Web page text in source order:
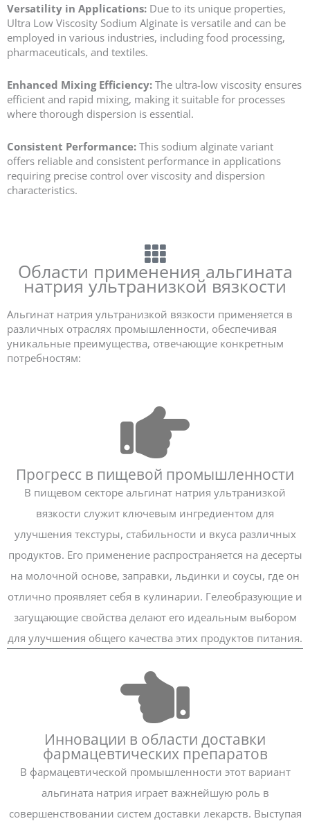
Versatility in Applications: Due to its unique properties,
Ultra Low Viscosity Sodium Alginate is versatile and can be
employed in various industries, including food processing,
pharmaceuticals, and textiles.
Enhanced Mixing Efficiency: The ultra-low viscosity ensures
efficient and rapid mixing, making it suitable for processes
where thorough dispersion is essential.
Consistent Performance: This sodium alginate variant
offers reliable and consistent performance in applications
requiring precise control over viscosity and dispersion
characteristics.
Области применения альгината
натрия ультранизкой вязкости
Альгинат натрия ультранизкой вязкости применяется в
различных отраслях промышленности, обеспечивая
уникальные преимущества, отвечающие конкретным
потребностям:
Прогресс в пищевой промышленности
В пищевом секторе альгинат натрия ультранизкой
вязкости служит ключевым ингредиентом для
улучшения текстуры, стабильности и вкуса различных
продуктов. Его применение распространяется на десерты
на молочной основе, заправки, льдинки и соусы, где он
отлично проявляет себя в кулинарии. Гелеобразующие и
загущающие свойства делают его идеальным выбором
для улучшения общего качества этих продуктов питания.
Инновации в области доставки
фармацевтических препаратов
В фармацевтической промышленности этот вариант
альгината натрия играет важнейшую роль в
совершенствовании систем доставки лекарств. Выступая